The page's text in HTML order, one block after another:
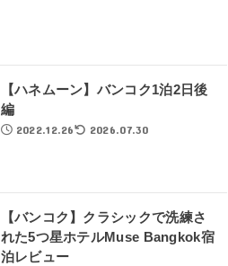
【ハネムーン】バンコク1泊2日後
編
2022.12.26 2026.07.30
【バンコク】クラシックで洗練さ
れた5つ星ホテルMuse Bangkok宿
泊レビュー